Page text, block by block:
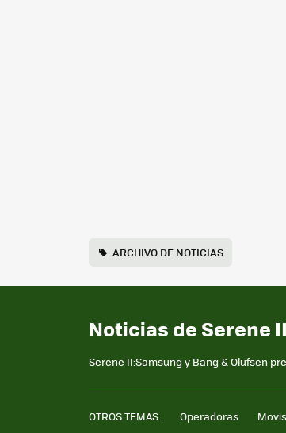
ARCHIVO DE NOTICIAS
Noticias de Serene
Serene II:Samsung y Bang & Olufsen
OTROS TEMAS: Operadoras